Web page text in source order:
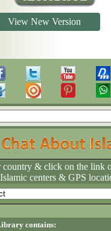
View New Version
country & click on the link
centers & GPS
contains: